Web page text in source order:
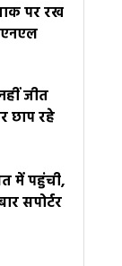
पर रख
जीत
छाप रहे
में पहुंची,
सपोर्टर